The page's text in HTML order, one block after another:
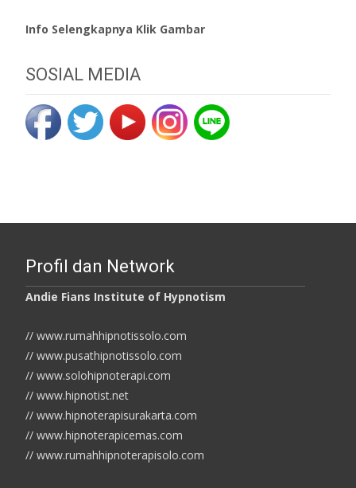
Info Selengkapnya Klik Gambar
SOSIAL MEDIA
Profil dan Network
Andie Fians Institute of Hypnotism
// www.rumahhipnotissolo.com
// www.pusathipnotissolo.com
// www.solohipnoterapi.com
// www.hipnotist.net
// www.hipnoterapisurakarta.com
// www.hipnoterapicemas.com
// www.rumahhipnoterapisolo.com